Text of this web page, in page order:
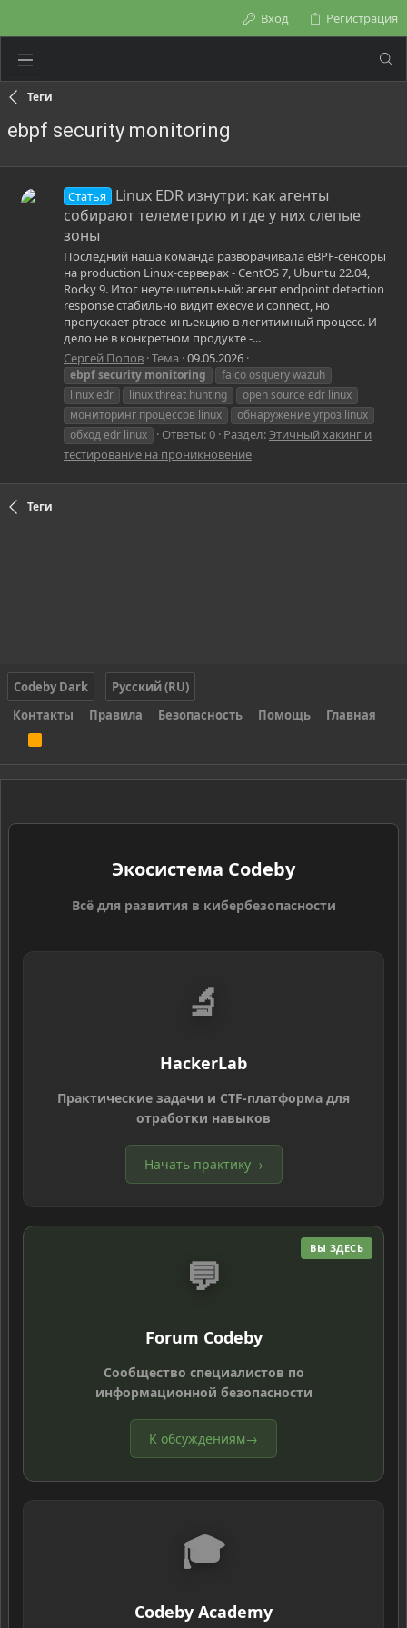
Вход Регистрация
Теги
ebpf security monitoring
Статья
Linux EDR изнутри: как агенты
собирают телеметрию и где у них слепые
зоны
Последний наша команда разворачивала eBPF-сенсоры
на production Linux-серверах - CentOS 7, Ubuntu 22.04,
Rocky 9. Итог неутешительный: агент endpoint detection
response стабильно видит execve и connect, но
пропускает ptrace-инъекцию в легитимный процесс. И
дело не в конкретном продукте -...
Сергей Попов Тема 09.05.2026
ebpfsecurity monitoring
falco osquery wazuh
linux edr
linux threat hunting
open source edr linux
мониторинг процессов linux
обнаружение угроз linux
обход edr linux
Ответы: 0 Раздел:Этичный хакинг и
тестирование на проникновение
Теги
Codeby Dark
Русский (RU)
Контакты
Правила Безопасность Помощь Главная
S
Экосистема Codeby
Всё для развития в кибербезопасности
🔬
HackerLab
Практические задачи и CTF-платформа для
отработки навыков
Начать практику→
ВЫ ЗДЕСЬ
💬
Forum Codeby
Сообщество специалистов по
информационной безопасности
К обсуждениям→
🎓
Codeby Academy